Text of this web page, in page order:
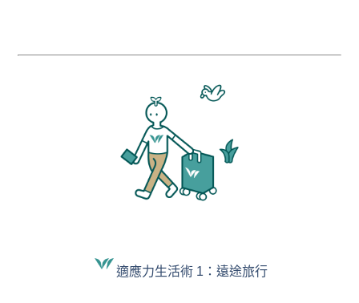
適應力生活術 1：遠途旅行